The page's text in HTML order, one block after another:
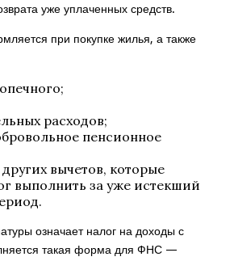
уже уплаченных средств.
при покупке жилья, а также
расходов;
пенсионное
вычетов, которые
выполнить за уже истекший
означает налог на доходы с
такая форма для ФНС —